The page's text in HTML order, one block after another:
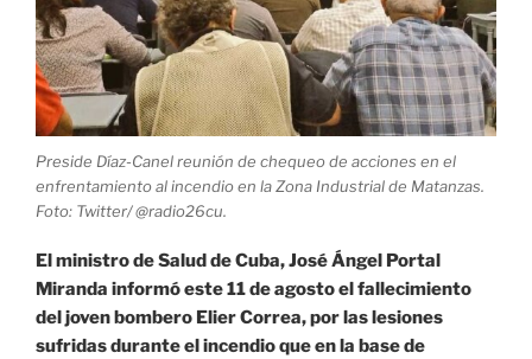
Preside Díaz-Canel reunión de chequeo de acciones en el
enfrentamiento al incendio en la Zona Industrial de Matanzas.
Foto: Twitter/ @radio26cu.
El ministro de Salud de Cuba, José Ángel Portal
Miranda informó este 11 de agosto el fallecimiento
del joven bombero Elier Correa, por las lesiones
sufridas durante el incendio que en la base de